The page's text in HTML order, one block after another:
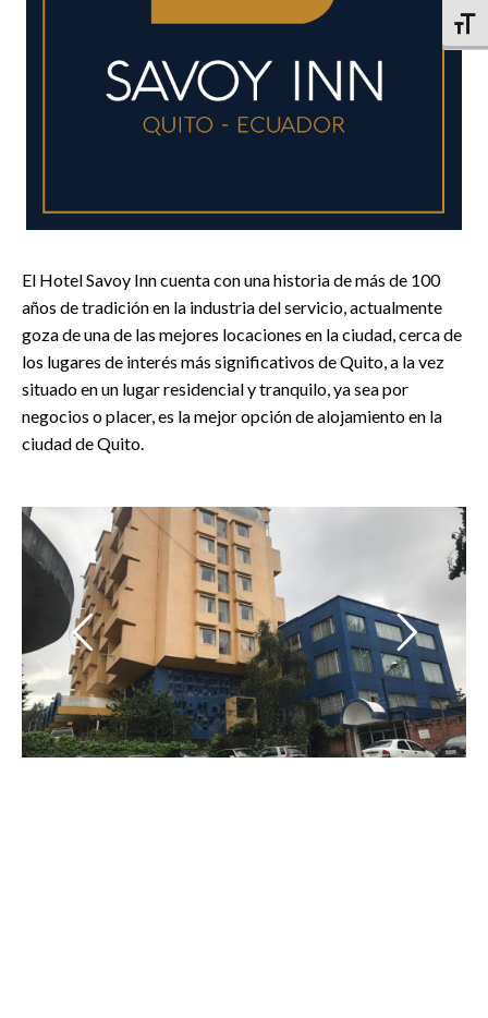
El Hotel Savoy Inn cuenta con una historia de más de 100
años de tradición en la industria del servicio, actualmente
goza de una de las mejores locaciones en la ciudad, cerca de
los lugares de interés más significativos de Quito, a la vez
situado en un lugar residencial y tranquilo, ya sea por
negocios o placer, es la mejor opción de alojamiento en la
ciudad de Quito.